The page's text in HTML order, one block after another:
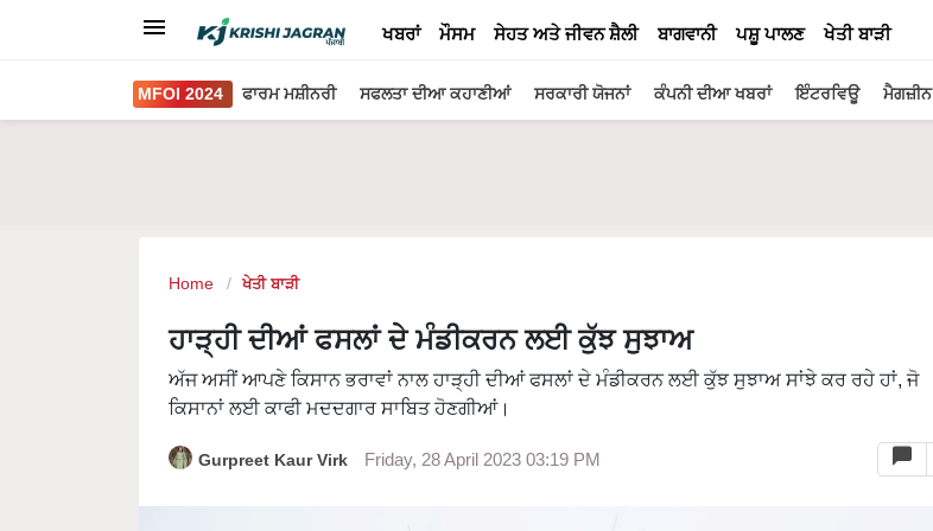
ਖਬਰਾਂ ਮੌਸਮ ਸੇਹਤ ਅਤੇ ਜੀਵਨ ਸ਼ੈਲੀ ਬਾਗਵਾਨੀ ਪਸ਼ੂ ਪਾਲਣ ਖੇਤੀ ਬਾੜੀ
MFOI 2024 ਫਾਰਮ ਮਸ਼ੀਨਰੀ ਸਫਲਤਾ ਦੀਆ ਕਹਾਣੀਆਂ ਸਰਕਾਰੀ ਯੋਜਨਾਂ ਕੰਪਨੀ ਦੀਆ ਖਬਰਾਂ ਇੰਟਰਵਿਊ ਮੈਗਜ਼ੀਨ
Home ਖੇਤੀ ਬਾੜੀ
ਹਾੜ੍ਹੀ ਦੀਆਂ ਫਸਲਾਂ ਦੇ ਮੰਡੀਕਰਨ ਲਈ ਕੁੱਝ ਸੁਝਾਅ
ਅੱਜ ਅਸੀਂ ਆਪਣੇ ਕਿਸਾਨ ਭਰਾਵਾਂ ਨਾਲ ਹਾੜ੍ਹੀ ਦੀਆਂ ਫਸਲਾਂ ਦੇ ਮੰਡੀਕਰਨ ਲਈ ਕੁੱਝ ਸੁਝਾਅ ਸਾਂਝੇ ਕਰ ਰਹੇ ਹਾਂ, ਜੋ
ਕਿਸਾਨਾਂ ਲਈ ਕਾਫੀ ਮਦਦਗਾਰ ਸਾਬਿਤ ਹੋਣਗੀਆਂ।
Gurpreet Kaur Virk Friday, 28 April 2023 03:19 PM